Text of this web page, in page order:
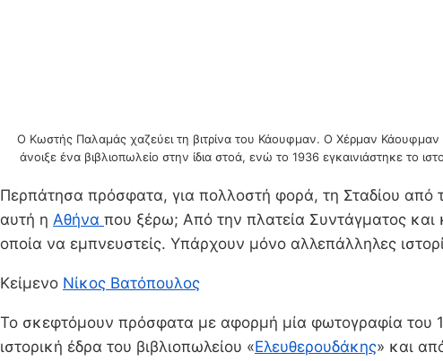
O Kωστής Παλαμάς χαζεύει τη βιτρίνα του Κάουφμαν. Ο Χέρμαν
άνοιξε ένα βιβλιοπωλείο στην ίδια στοά, ενώ το 1936 εγκαινιάστηκε το
Περπάτησα πρόσφατα, για πολλοστή φορά, τη Σταδίου από
αυτή η Αθήνα που ξέρω; Από την πλατεία Συντάγματος
οποία να εμπνευστείς. Υπάρχουν μόνο αλλεπάλληλες
Kείμενο Νίκος Βατόπουλος
Το σκεφτόμουν πρόσφατα με αφορμή μία φωτογραφία του
ιστορική έδρα του βιβλιοπωλείου «Ελευθερουδάκης» και